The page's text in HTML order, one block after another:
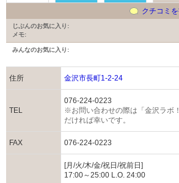
クチコミを
じぶんのお気に入り:
メモ:
みんなのお気に入り:
住所 金沢市長町1-2-24
TEL
076-224-0223
※お問い合わせの際は「金沢ラボ
だければ幸いです。
FAX 076-224-0223
[月/火/木/金/祝日/祝前日]
17:00～25:00 L.O. 24:00